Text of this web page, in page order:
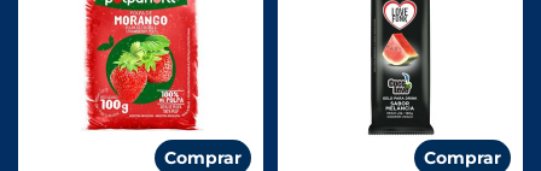
Comprar Comprar